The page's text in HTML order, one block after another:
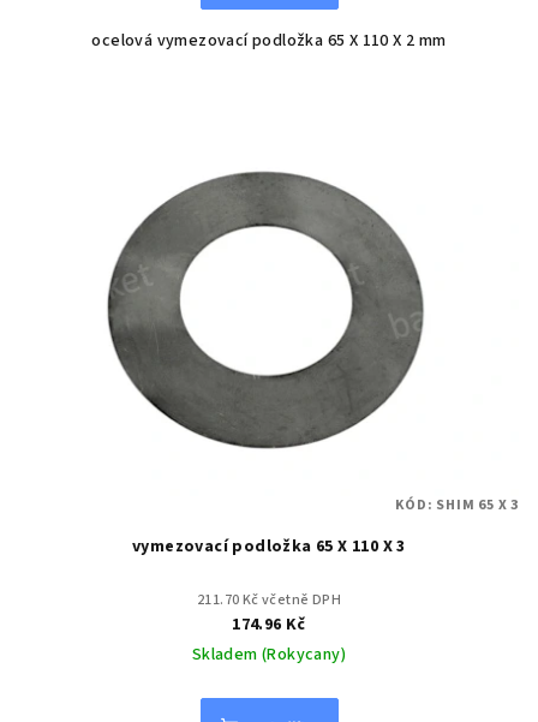
ocelová vymezovací podložka 65 X 110 X 2 mm
vymezovací podložka 65 X 110 X 3
211.70 Kč včetně DPH
174.96 Kč
Skladem (Rokycany)
KÓD: SHIM 65 X 3